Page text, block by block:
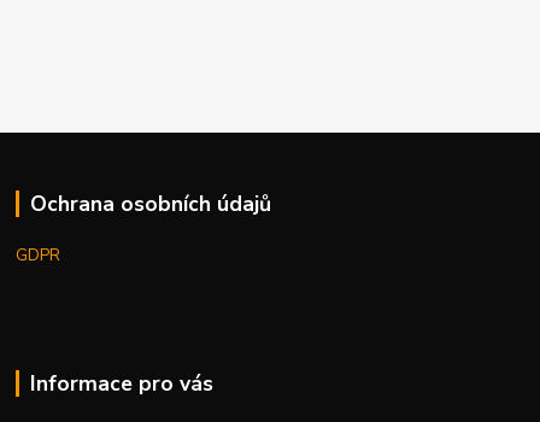
Ochrana osobních údajů
GDPR
Informace pro vás